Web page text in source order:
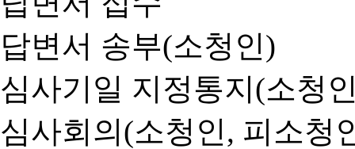
답변서 송부(소청인)
심사기일 지정통지(소청
심사회의(소청인, 피소청